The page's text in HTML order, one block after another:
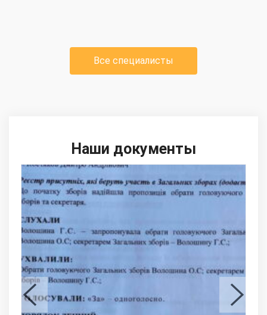
Все специалисты
Наши документы